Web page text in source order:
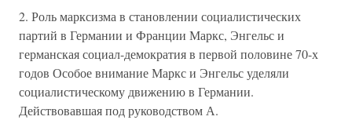
2. Роль марксизма в становлении социалистических
партий в Германии и Франции Маркс, Энгельс и
германская социал-демократия в первой половине 70-х
годов Особое внимание Маркс и Энгельс уделяли
социалистическому движению в Германии.
Действовавшая под руководством А.